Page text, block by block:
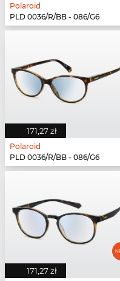
Polaroid
PLD 0036/R/BB - 086/G6
171,27 zł
Polaroid
PLD 0036/R/BB - 086/G6
171,27 zł